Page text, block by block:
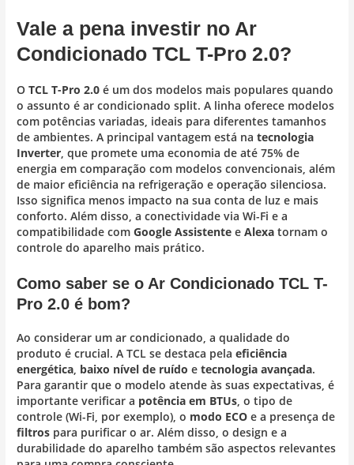
Vale a pena investir no Ar
Condicionado TCL T-Pro 2.0?
OTCL T-Pro 2.0 é um dos modelos mais populares quando
o assunto é ar condicionado split. A linha oferece modelos
com potências variadas, ideais para diferentes tamanhos
de ambientes. A principal vantagem está natecnologia
Inverter, que promete uma economia de até 75% de
energia em comparação com modelos convencionais, além
de maior eficiência na refrigeração e operação silenciosa.
Isso significa menos impacto na sua conta de luz e mais
conforto. Além disso, a conectividade via Wi-Fi e a
compatibilidade comGoogle Assistente eAlexa tornam o
controle do aparelho mais prático.
Como saber se o Ar Condicionado TCL T-
Pro 2.0 é bom?
Ao considerar um ar condicionado, a qualidade do
produto é crucial. A TCL se destaca pelaeficiência
energética, baixo nível de ruído etecnologia avançada.
Para garantir que o modelo atende às suas expectativas, é
importante verificar a potência em BTUs, o tipo de
controle (Wi-Fi, por exemplo), o modo ECO e a presença de
filtros para purificar o ar. Além disso, o design e a
durabilidade do aparelho também são aspectos relevantes